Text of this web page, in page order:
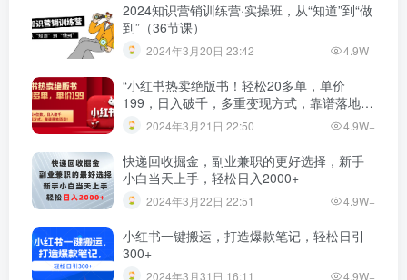
2024知识营销训练营·实操班，从“知道”到“做
到”（36节课）
2024年3月20日 23:42 4.9W+
“小红书热卖绝版书！轻松20多单，单价
199，日入破千，多重变现方式，靠谱落地项
目！”2024年3月21日 22:50 4.9W+
快递回收掘金，副业兼职的更好选择，新手
小白当天上手，轻松日入2000+
2024年3月22日 22:51 4.9W+
小红书一键搬运，打造爆款笔记，轻松日引
300+
2024年3月31日 16:11 4.9W+